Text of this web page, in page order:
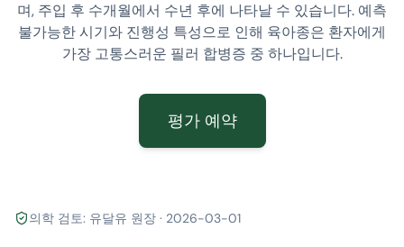
며, 주입 후 수개월에서 수년 후에 나타날 수 있습니다. 예측
불가능한 시기와 진행성 특성으로 인해 육아종은 환자에게
가장 고통스러운 필러 합병증 중 하나입니다.
평가 예약
의학 검토: 유달유 원장 · 2026-03-01